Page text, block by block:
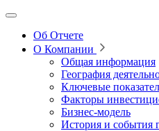
Об Отчете
О Компании
Общая информация
География
Ключевые
Факторы
Бизнес-модель
История и события